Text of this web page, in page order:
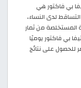
بي فاكتور هي
لدى النساء،
المستخلصة من ثمار
بي فاكتور يوميًا
للحصول على نتائج